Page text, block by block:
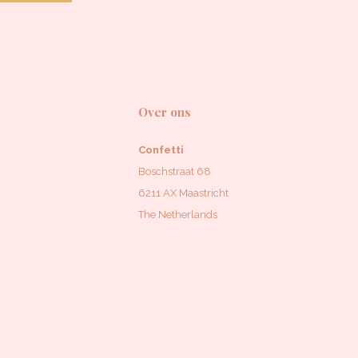
Over ons
Confetti
Boschstraat 68
6211 AX Maastricht
The Netherlands